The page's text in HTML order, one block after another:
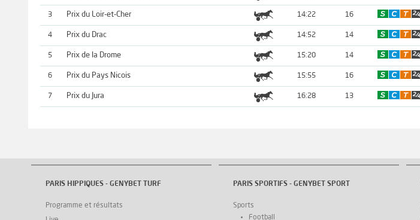
3 Prix du Loir-et-Cher 14:22 16
4 Prix du Drac 14:52 14
5 Prix de la Drome 15:20 14
6 Prix du Pays Nicois 15:55 16
7 Prix du Jura 16:28 13
PARIS HIPPIQUES - GENYBET TURF
Programme et résultats
PARIS SPORTIFS - GENYBET SPORT
Sports
Football